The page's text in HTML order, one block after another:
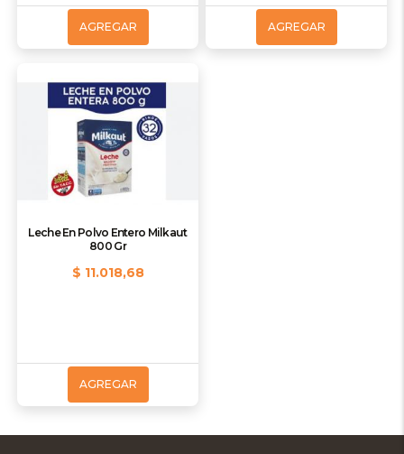
AGREGAR AGREGAR
Leche En Polvo Entero Milkaut
800 Gr
$ 11.018,68
AGREGAR